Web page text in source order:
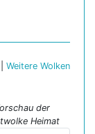
Weitere Wolken
der
Heimat